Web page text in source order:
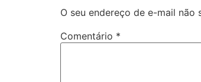
O seu endereço de e-mail não
Comentário *